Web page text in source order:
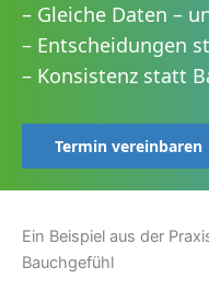
– Gleiche Daten –
– Entscheidungen
– Konsistenz statt
Termin vereinbaren
Ein Beispiel aus der
Bauchgefühl